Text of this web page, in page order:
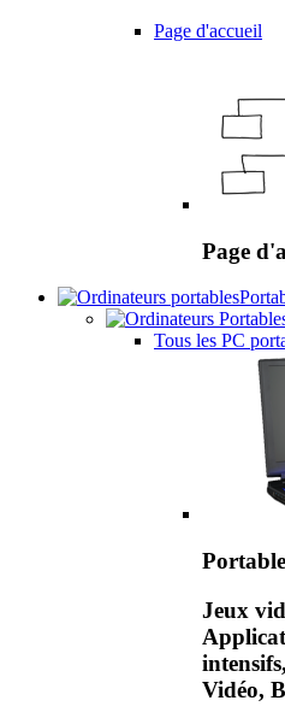
Page d'accueil
Page
Tous les PC
Jeux
Vidéo,